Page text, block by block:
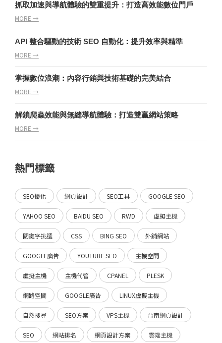
抓取加速與導航體驗的雙重提升：打造高效能數位門戶
MORE →
API 整合驅動的技術 SEO 自動化：提升效率與精準
MORE →
掌握數位浪潮：內容行銷與技術基礎的完美結合
MORE →
解鎖爬蟲效能與無縫導航體驗：打造雙贏網站策略
MORE →
熱門標籤
SEO優化 網頁設計 SEO工具 GOOGLE SEO
YAHOO SEO BAIDU SEO RWD 虛擬主機
關鍵字挑選 CSS BING SEO 外銷網站
GOOGLE廣告 YOUTUBE SEO 主機空間
虛擬主機 主機代管 CPANEL PLESK
網路空間 GOOGLE廣告 LINUX虛擬主機
自然搜尋 SEO方案 VPS主機 台南網頁設計
SEO 網站排名 網頁設計方案 雲端主機